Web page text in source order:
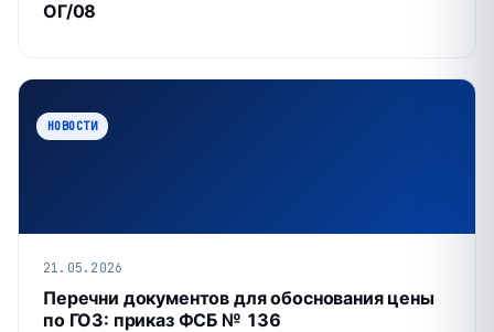
ОГ/08
НОВОСТИ
21.05.2026
Перечни документов для обоснования цены
по ГОЗ: приказ ФСБ № 136